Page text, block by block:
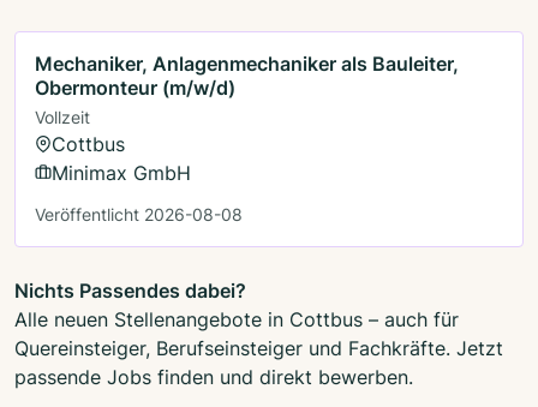
Mechaniker, Anlagenmechaniker als Bauleiter,
Obermonteur (m/w/d)
Vollzeit
Cottbus
Minimax GmbH
Veröffentlicht 2026-08-08
Nichts Passendes dabei?
Alle neuen Stellenangebote in Cottbus – auch für
Quereinsteiger, Berufseinsteiger und Fachkräfte. Jetzt
passende Jobs finden und direkt bewerben.